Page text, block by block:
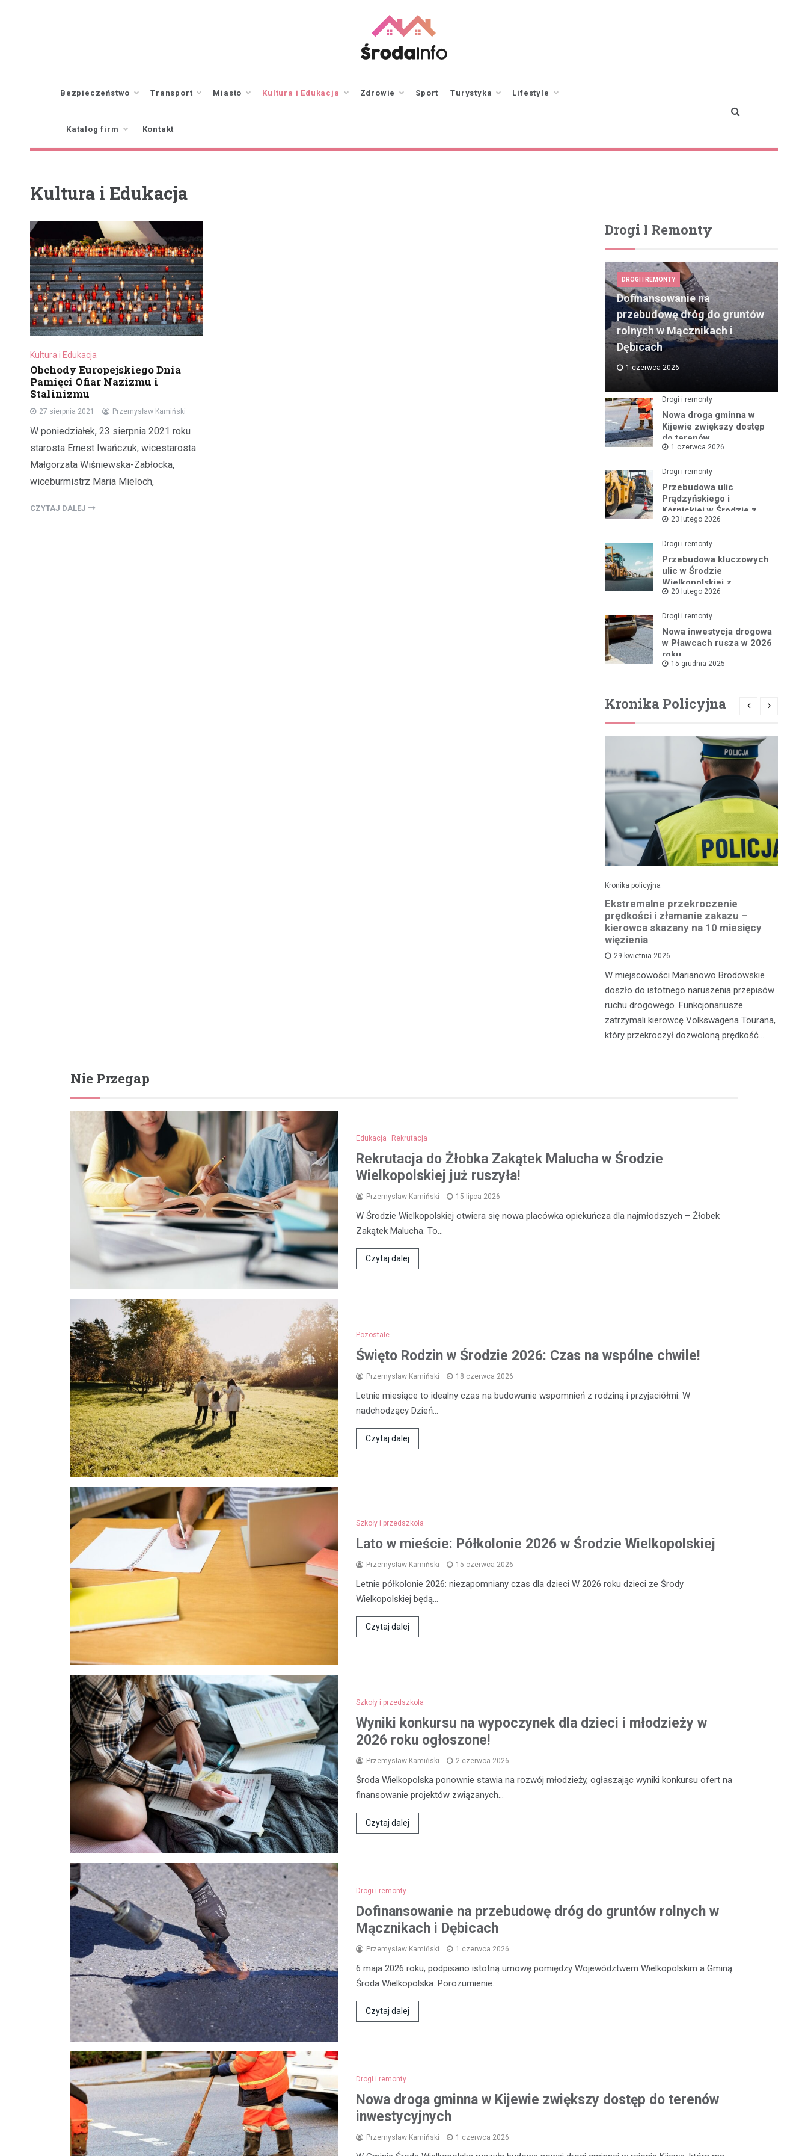
Wielkopolskiej
Bezpieczeństwo Transport Miasto Kultura i Edukacja Zdrowie Sport Turystyka Lifestyle
Katalog firm Kontakt
Kultura i Edukacja
Kultura i Edukacja
Obchody Europejskiego Dnia
Pamięci Ofiar Nazizmu i
Stalinizmu
27 sierpnia 2021 Przemysław Kamiński
W poniedziałek, 23 sierpnia 2021 roku
starosta Ernest Iwańczuk, wicestarosta
Małgorzata Wiśniewska-Zabłocka,
wiceburmistrz Maria Mieloch,
CZYTAJ DALEJ
Drogi I Remonty
DROGI I REMONTY
Dofinansowanie na
przebudowę dróg do gruntów
rolnych w Mącznikach i
Dębicach
1 czerwca 2026
Drogi i remonty
Nowa droga gminna w
Kijewie zwiększy dostęp
do terenów
inwestycyjnych
1 czerwca 2026
Drogi i remonty
Przebudowa ulic
Prądzyńskiego i
Kórnickiej w Środzie z
rządowym wsparciem
23 lutego 2026
Drogi i remonty
Przebudowa kluczowych
ulic w Środzie
Wielkopolskiej z
rządowym wsparciem
20 lutego 2026
Drogi i remonty
Nowa inwestycja drogowa
w Pławcach rusza w 2026
roku
15 grudnia 2025
Kronika Policyjna
Kronika policyjna
Ekstremalne przekroczenie
prędkości i złamanie zakazu –
kierowca skazany na 10 miesięcy
więzienia
29 kwietnia 2026
W miejscowości Marianowo Brodowskie
doszło do istotnego naruszenia przepisów
ruchu drogowego. Funkcjonariusze
zatrzymali kierowcę Volkswagena Tourana,
który przekroczył dozwoloną prędkość…
Nie Przegap
Edukacja Rekrutacja
Rekrutacja do Żłobka Zakątek Malucha w Środzie
Wielkopolskiej już ruszyła!
Przemysław Kamiński 15 lipca 2026
W Środzie Wielkopolskiej otwiera się nowa placówka opiekuńcza dla najmłodszych – Żłobek
Zakątek Malucha. To…
Czytaj dalej
Pozostałe
Święto Rodzin w Środzie 2026: Czas na wspólne chwile!
Przemysław Kamiński 18 czerwca 2026
Letnie miesiące to idealny czas na budowanie wspomnień z rodziną i przyjaciółmi. W
nadchodzący Dzień…
Czytaj dalej
Szkoły i przedszkola
Lato w mieście: Półkolonie 2026 w Środzie Wielkopolskiej
Przemysław Kamiński 15 czerwca 2026
Letnie półkolonie 2026: niezapomniany czas dla dzieci W 2026 roku dzieci ze Środy
Wielkopolskiej będą…
Czytaj dalej
Szkoły i przedszkola
Wyniki konkursu na wypoczynek dla dzieci i młodzieży w
2026 roku ogłoszone!
Przemysław Kamiński 2 czerwca 2026
Środa Wielkopolska ponownie stawia na rozwój młodzieży, ogłaszając wyniki konkursu ofert na
finansowanie projektów związanych…
Czytaj dalej
Drogi i remonty
Dofinansowanie na przebudowę dróg do gruntów rolnych w
Mącznikach i Dębicach
Przemysław Kamiński 1 czerwca 2026
6 maja 2026 roku, podpisano istotną umowę pomiędzy Województwem Wielkopolskim a Gminą
Środa Wielkopolska. Porozumienie…
Czytaj dalej
Drogi i remonty
Nowa droga gminna w Kijewie zwiększy dostęp do terenów
inwestycyjnych
Przemysław Kamiński 1 czerwca 2026